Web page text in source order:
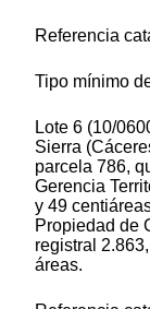
Referencia
Tipo mínimo
Lote 6 (10/
Sierra
parcela 786,
Gerencia
y 49
Propiedad de
registral
áreas.